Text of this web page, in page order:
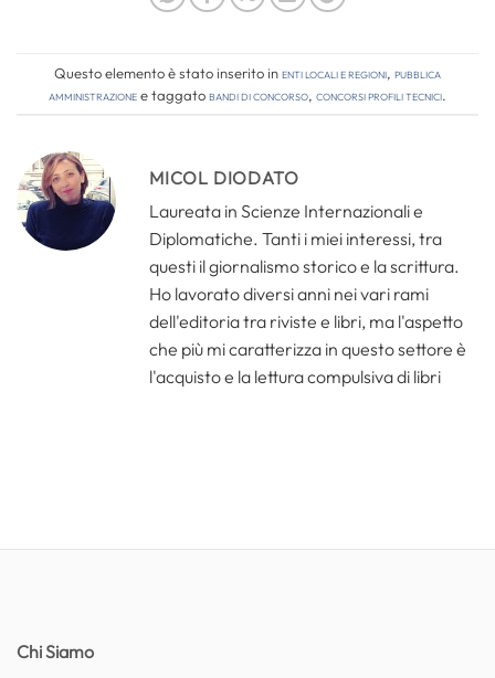
Questo elemento è stato inserito inEnti locali e regioni, Pubblica
amministrazionee taggatobandi di concorso, concorsi profili tecnici.
MICOL DIODATO
Laureata in Scienze Internazionali e
Diplomatiche. Tanti i miei interessi, tra
questi il giornalismo storico e la scrittura.
Ho lavorato diversi anni nei vari rami
dell'editoria tra riviste e libri, ma l'aspetto
che più mi caratterizza in questo settore è
l'acquisto e la lettura compulsiva di libri
Chi Siamo